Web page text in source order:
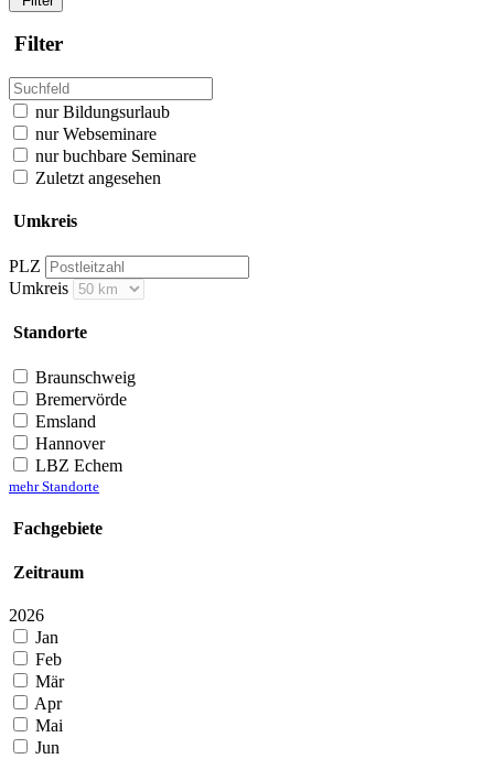
Filter
nur Bildungsurlaub
nur Webseminare
nur buchbare Seminare
Zuletzt angesehen
Umkreis
PLZ
Umkreis
Standorte
Braunschweig
Bremervörde
Emsland
Hannover
LBZ Echem
mehr Standorte
Fachgebiete
Zeitraum
2026
Jan
Feb
Mär
Apr
Mai
Jun